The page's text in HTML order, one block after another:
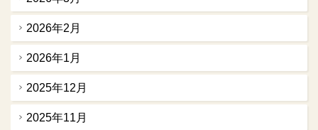
2026年2月
2026年1月
2025年12月
2025年11月